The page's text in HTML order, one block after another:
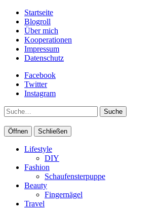
Startseite
Blogroll
Über mich
Kooperationen
Impressum
Datenschutz
Facebook
Twitter
Instagram
Suche
Öffnen Schließen
Lifestyle
DIY
Fashion
Schaufensterpuppe
Beauty
Fingernägel
Travel